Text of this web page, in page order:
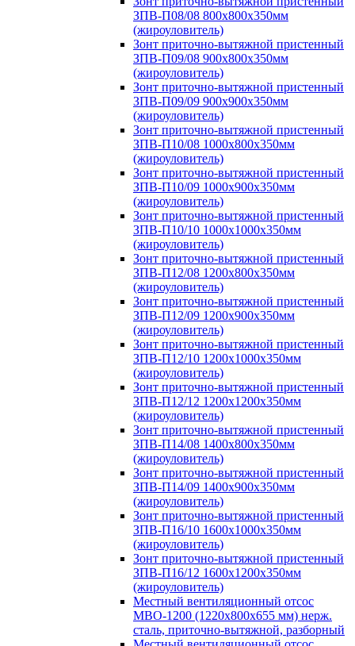
ЗПВ-П08/08 800х800х350мм
(жироуловитель)
Зонт приточно-вытяжной пристенный
ЗПВ-П09/08 900х800х350мм
(жироуловитель)
Зонт приточно-вытяжной пристенный
ЗПВ-П09/09 900х900х350мм
(жироуловитель)
Зонт приточно-вытяжной пристенный
ЗПВ-П10/08 1000х800х350мм
(жироуловитель)
Зонт приточно-вытяжной пристенный
ЗПВ-П10/09 1000х900х350мм
(жироуловитель)
Зонт приточно-вытяжной пристенный
ЗПВ-П10/10 1000х1000х350мм
(жироуловитель)
Зонт приточно-вытяжной пристенный
ЗПВ-П12/08 1200х800х350мм
(жироуловитель)
Зонт приточно-вытяжной пристенный
ЗПВ-П12/09 1200х900х350мм
(жироуловитель)
Зонт приточно-вытяжной пристенный
ЗПВ-П12/10 1200х1000х350мм
(жироуловитель)
Зонт приточно-вытяжной пристенный
ЗПВ-П12/12 1200х1200х350мм
(жироуловитель)
Зонт приточно-вытяжной пристенный
ЗПВ-П14/08 1400х800х350мм
(жироуловитель)
Зонт приточно-вытяжной пристенный
ЗПВ-П14/09 1400х900х350мм
(жироуловитель)
Зонт приточно-вытяжной пристенный
ЗПВ-П16/10 1600х1000х350мм
(жироуловитель)
Зонт приточно-вытяжной пристенный
ЗПВ-П16/12 1600х1200х350мм
(жироуловитель)
Местный вентиляционный отсос
МВО-1200 (1220х800х655 мм) нерж.
сталь, приточно-вытяжной, разборный